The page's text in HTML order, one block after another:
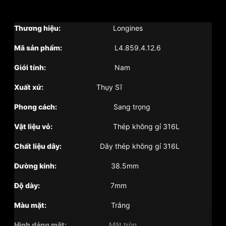
Thương hiệu: Longines
Mã sản phẩm: L4.859.4.12.6
Giới tính: Nam
Xuất xứ: Thụy Sĩ
Phong cách: Sang trọng
Vật liệu vỏ: Thép không gỉ 316L
Chất liệu dây: Dây thép không gỉ 316L
Đường kính: 38.5mm
Độ dày: 7mm
Màu mặt: Trắng